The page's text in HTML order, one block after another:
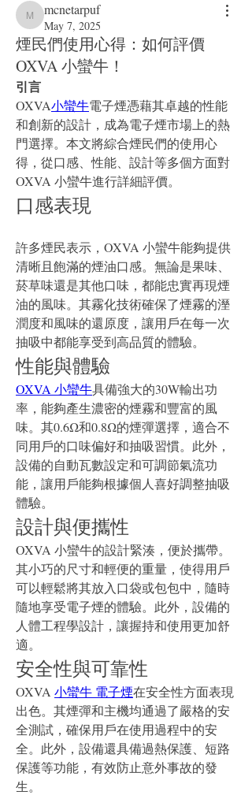
mcnetarpuf
mcnetarpuf
May 7, 2025
煙民們使用心得：如何評價
OXVA 小蠻牛！
引言
OXVA小蠻牛電子煙憑藉其卓越的性能
和創新的設計，成為電子煙市場上的熱
門選擇。本文將綜合煙民們的使用心
得，從口感、性能、設計等多個方面對
OXVA 小蠻牛進行詳細評價。
口感表現
許多煙民表示，OXVA 小蠻牛能夠提供
清晰且飽滿的煙油口感。無論是果味、
菸草味還是其他口味，都能忠實再現煙
油的風味。其霧化技術確保了煙霧的溼
潤度和風味的還原度，讓用戶在每一次
抽吸中都能享受到高品質的體驗。
性能與體驗
OXVA 小蠻牛具備強大的30W輸出功
率，能夠產生濃密的煙霧和豐富的風
味。其0.6Ω和0.8Ω的煙彈選擇，適合不
同用戶的口味偏好和抽吸習慣。此外，
設備的自動瓦數設定和可調節氣流功
能，讓用戶能夠根據個人喜好調整抽吸
體驗。
設計與便攜性
OXVA 小蠻牛的設計緊湊，便於攜帶。
其小巧的尺寸和輕便的重量，使得用戶
可以輕鬆將其放入口袋或包包中，隨時
隨地享受電子煙的體驗。此外，設備的
人體工程學設計，讓握持和使用更加舒
適。
安全性與可靠性
OXVA 小蠻牛 電子煙在安全性方面表現
出色。其煙彈和主機均通過了嚴格的安
全測試，確保用戶在使用過程中的安
全。此外，設備還具備過熱保護、短路
保護等功能，有效防止意外事故的發
生。